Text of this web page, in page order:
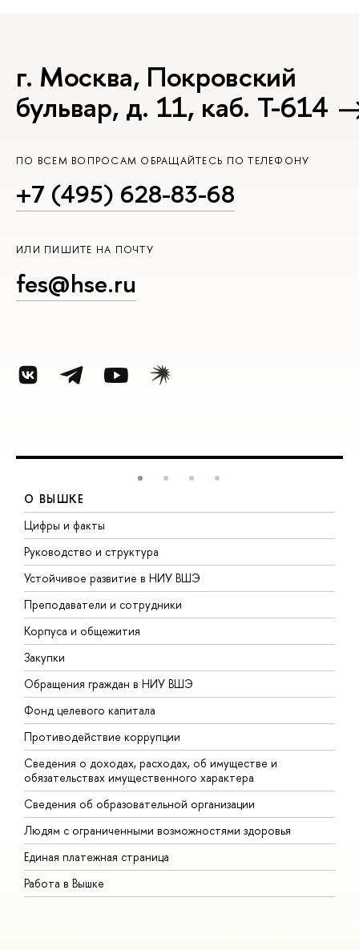
г. Москва, Покровский
бульвар, д. 11, каб. Т-614
ПО ВСЕМ ВОПРОСАМ ОБРАЩАЙТЕСЬ ПО ТЕЛЕФОНУ
+7 (495) 628-83-68
ИЛИ ПИШИТЕ НА ПОЧТУ
fes@hse.ru
О ВЫШКЕ
Цифры и факты
Руководство и структура
Устойчивое развитие в НИУ ВШЭ
Преподаватели и сотрудники
Корпуса и общежития
Закупки
Обращения граждан в НИУ ВШЭ
Фонд целевого капитала
Противодействие коррупции
Сведения о доходах, расходах, об имуществе и
обязательствах имущественного характера
Сведения об образовательной организации
Людям с ограниченными возможностями здоровья
Единая платежная страница
Работа в Вышке